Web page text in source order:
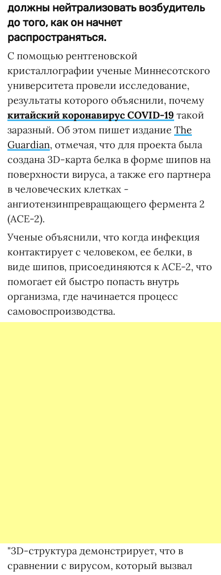
должны нейтрализовать возбудитель
до того, как он начнет
распространяться.
С помощью рентгеновской
кристаллографии ученые Миннесотского
университета провели исследование,
результаты которого объяснили, почему
китайский коронавирус COVID-19 такой
заразный. Об этом пишет издание The
Guardian, отмечая, что для проекта была
создана 3D-карта белка в форме шипов на
поверхности вируса, а также его партнера
в человеческих клетках -
ангиотензинпревращающего фермента 2
(ACE-2).
Ученые объяснили, что когда инфекция
контактирует с человеком, ее белки, в
виде шипов, присоединяются к ACE-2, что
помогает ей быстро попасть внутрь
организма, где начинается процесс
самовоспроизводства.
"3D-структура демонстрирует, что в
сравнении с вирусом, который вызвал